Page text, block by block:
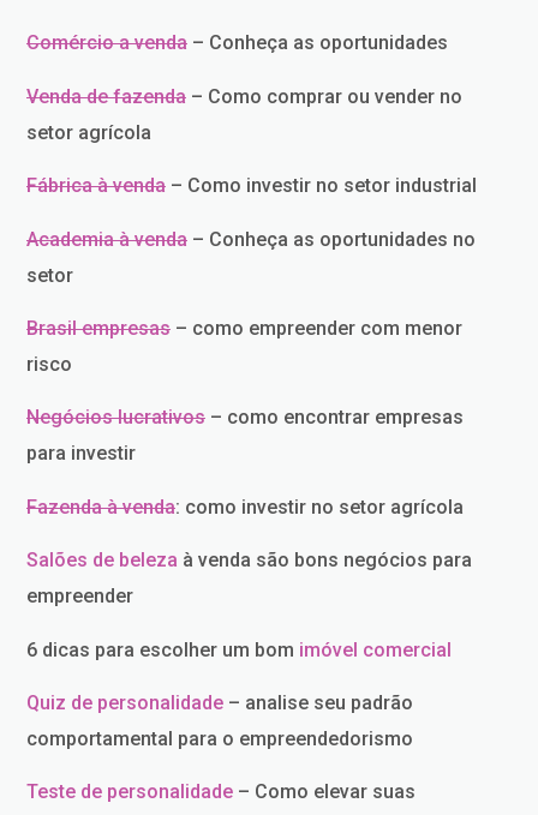
Comércio a venda – Conheça as oportunidades
Venda de fazenda – Como comprar ou vender no
setor agrícola
Fábrica à venda – Como investir no setor industrial
Academia à venda – Conheça as oportunidades no
setor
Brasil empresas – como empreender com menor
risco
Negócios lucrativos – como encontrar empresas
para investir
Fazenda à venda: como investir no setor agrícola
Salões de beleza à venda são bons negócios para
empreender
6 dicas para escolher um bom imóvel comercial
Quiz de personalidade – analise seu padrão
comportamental para o empreendedorismo
Teste de personalidade – Como elevar suas